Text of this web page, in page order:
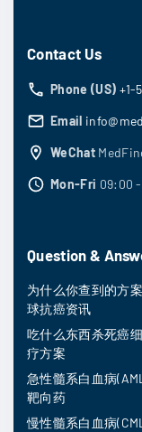
Contact Us
Phone (US) +1-
Email
WeChat
Mon-Fri 09:00
Question &
为什么你查到的方
球抗癌资讯
吃什么东西杀死癌
疗方案
急性髓系白血病
靶向药
慢性髓系白血病